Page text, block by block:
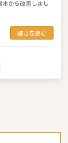
本から改善しまし
続きを読む